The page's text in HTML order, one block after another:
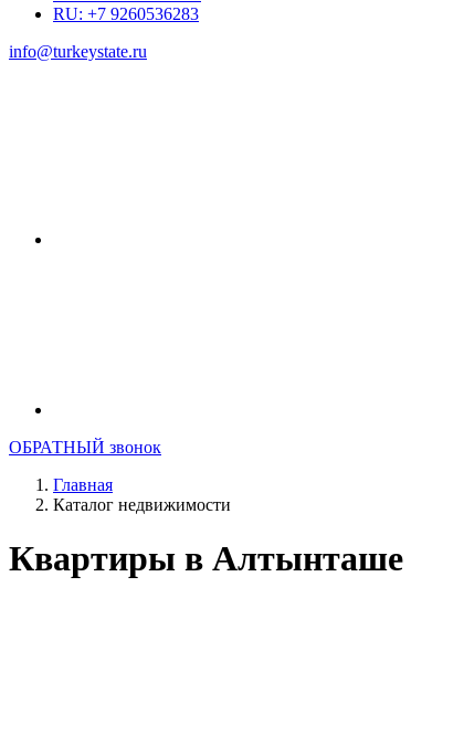
RU: +7 9260536283
info@turkeystate.ru
ОБРАТНЫЙ звонок
Главная
Каталог недвижимости
Квартиры в Алтынташе